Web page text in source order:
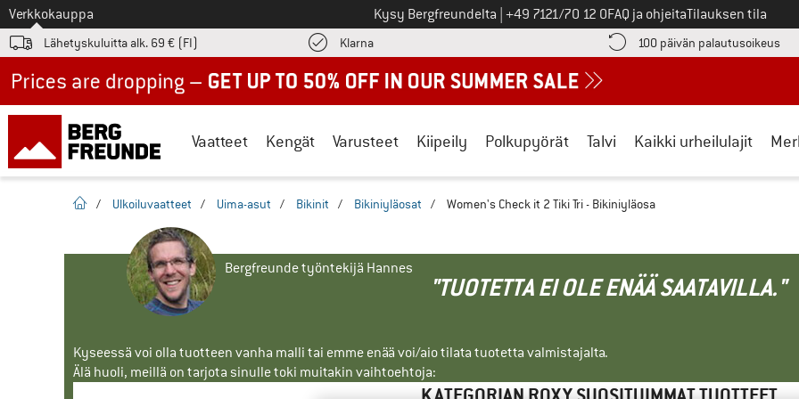
Tästä siirtyäksesi
Verkkokauppa Kysy Bergfreundelta Soita meille
+49 7121/70 12 0FAQ ja ohjeitaTilauksen tila
Lähetyskuluitta alk. 69 € (FI) KlarnaLöydä maksutiedot täältä! Avautuu tietokentässä 100 päivän palautusoikeus
Vaatteet Kengät Varusteet Kiipeily Polkupyörät Talvi Kaikki urheilulajit
Kotisivu
/ Ulkoiluvaatteet / Uima-asut / Bikinit / Bikiniyläosat / Women's Check it 2 Tiki Tri - Bikiniyläosa
Bergfreunde työntekijä Hannes
"TUOTETTA EI OLE ENÄÄ SAATAVILLA."
Kyseessä voi olla tuotteen vanha malli tai emme enää voi/aio tilata tuotetta valmistajalta.
Älä huoli, meillä on tarjota sinulle toki muitakin vaihtoehtoja: